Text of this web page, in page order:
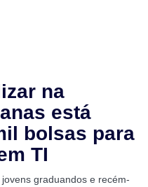
na
está
bolsas para
TI
graduandos e recém-